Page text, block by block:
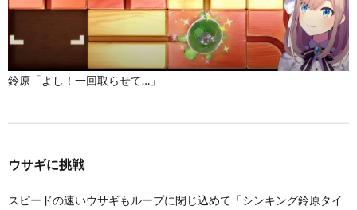
鈴原「よし！一回取らせて…」
ウサギに挑戦
スピードの速いウサギもループに閉じ込めて「シンキング鈴原タイ